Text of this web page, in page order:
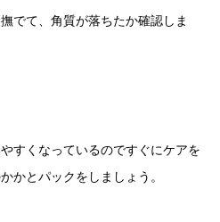
でて、角質が落ちたか確認しま
すくなっているのですぐにケアを
かとパックをしましょう。